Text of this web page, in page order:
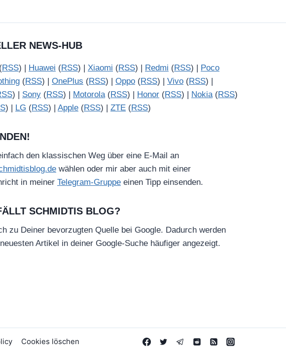
NEWS-HUB
(RSS) | Huawei (RSS) | Xiaomi (RSS) | Redmi (RSS) | Poco
(RSS) | OnePlus (RSS) | Oppo (RSS) | Vivo (RSS) |
) | Sony (RSS) | Motorola(RSS) | Honor (RSS) | Nokia(RSS)
) | LG (RSS) | Apple (RSS) | ZTE (RSS)
den klassischen Weg über eine E-Mail an
wählen oder mir aber auch mit einer
in meiner Telegram-Gruppe einen Tipp einsenden.
SCHMIDTIS BLOG?
zu Deiner bevorzugten Quelle bei Google. Dadurch werden
Artikel in deiner Google-Suche häufiger angezeigt.
Cookies löschen